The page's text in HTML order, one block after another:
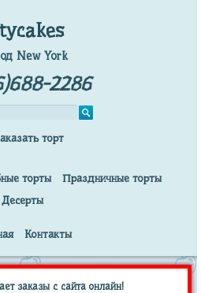
New York
2286
торт
торты
Праздничные торты
Десерты
Контакты
заказы с сайта онлайн!